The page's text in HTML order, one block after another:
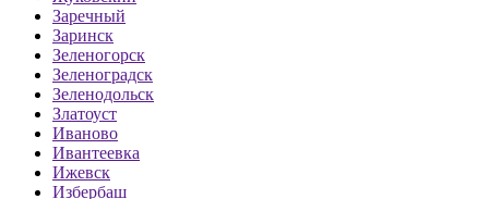
Заречный
Заринск
Зеленогорск
Зеленоградск
Зеленодольск
Златоуст
Иваново
Ивантеевка
Ижевск
Избербаш